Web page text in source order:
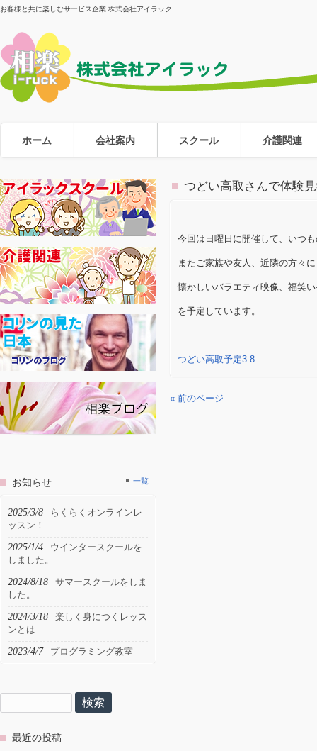
お客様と共に楽しむサービス企業 株式会社アイラック
ホーム 会社案内 スクール 介護関連
つどい高取さんで体験
今回は日曜日に開催して、いつ
またご家族や友人、近隣の方々
懐かしいバラエティ映像、福笑
を予定しています。
つどい高取予定3.8
« 前のページ
お知らせ 一覧
2025/3/8
らくらくオンラインレ
ッスン！
2025/1/4
ウインタースクールを
しました。
2024/8/18
サマースクールをしま
した。
2024/3/18
楽しく身につくレッス
ンとは
2023/4/7 プログラミング教室
索:
最近の投稿